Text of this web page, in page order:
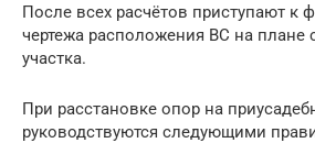
После всех расчётов приступают к
чертежа расположения ВС на плане
участка.
При расстановке опор на
руководствуются следующими